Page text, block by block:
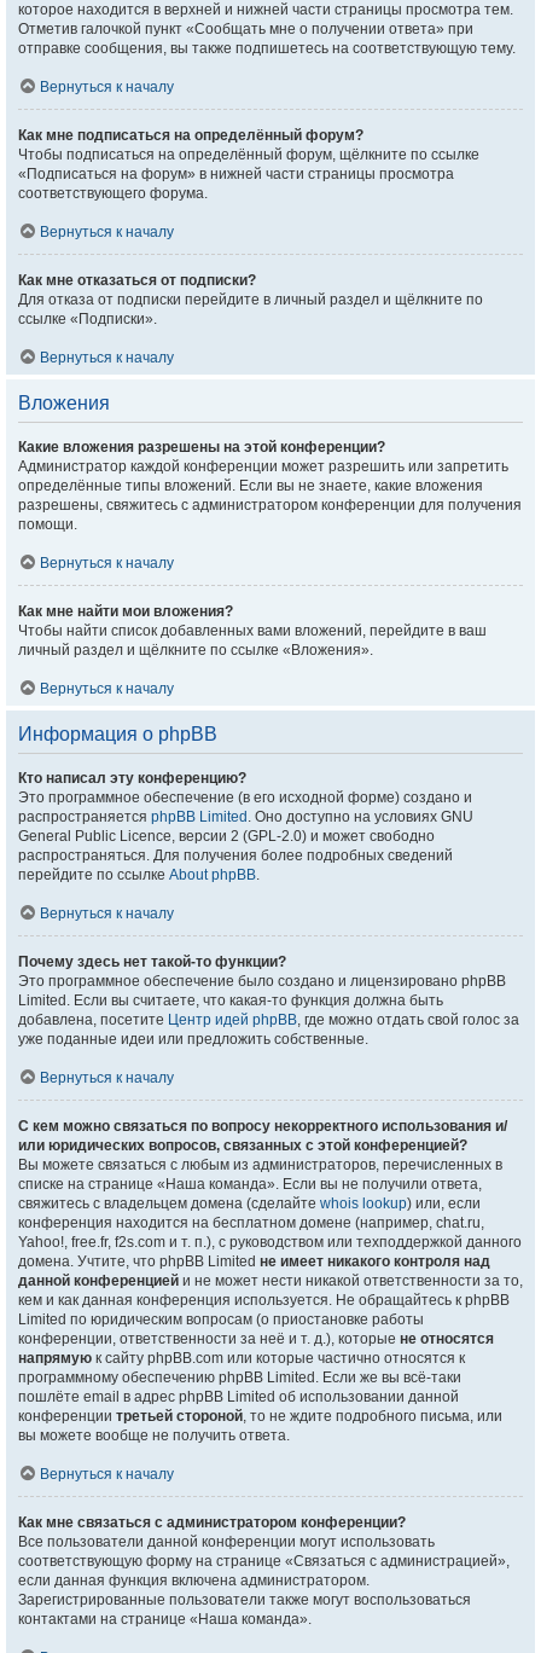
которое находится в верхней и нижней части страницы просмотра тем.
Отметив галочкой пункт «Сообщать мне о получении ответа» при
отправке сообщения, вы также подпишетесь на соответствующую тему.
Вернуться к началу
Как мне подписаться на определённый форум?
Чтобы подписаться на определённый форум, щёлкните по ссылке
«Подписаться на форум» в нижней части страницы просмотра
соответствующего форума.
Вернуться к началу
Как мне отказаться от подписки?
Для отказа от подписки перейдите в личный раздел и щёлкните по
ссылке «Подписки».
Вернуться к началу
Вложения
Какие вложения разрешены на этой конференции?
Администратор каждой конференции может разрешить или запретить
определённые типы вложений. Если вы не знаете, какие вложения
разрешены, свяжитесь с администратором конференции для получения
помощи.
Вернуться к началу
Как мне найти мои вложения?
Чтобы найти список добавленных вами вложений, перейдите в ваш
личный раздел и щёлкните по ссылке «Вложения».
Вернуться к началу
Информация о phpBB
Кто написал эту конференцию?
Это программное обеспечение (в его исходной форме) создано и
распространяется phpBB Limited . Оно доступно на условиях GNU
General Public Licence, версии 2 (GPL-2.0) и может свободно
распространяться. Для получения более подробных сведений
перейдите по ссылке About phpBB.
Вернуться к началу
Почему здесь нет такой-то функции?
Это программное обеспечение было создано и лицензировано phpBB
Limited. Если вы считаете, что какая-то функция должна быть
добавлена, посетите Центр идей phpBB, где можно отдать свой голос за
уже поданные идеи или предложить собственные.
Вернуться к началу
С кем можно связаться по вопросу некорректного использования и/
или юридических вопросов, связанных с этой конференцией?
Вы можете связаться с любым из администраторов, перечисленных в
списке на странице «Наша команда». Если вы не получили ответа,
свяжитесь с владельцем домена (сделайте whois lookup) или, если
конференция находится на бесплатном домене (например, chat.ru,
Yahoo!, free.fr, f2s.com и т. п.), с руководством или техподдержкой данного
домена. Учтите, что phpBB Limited не имеет никакого контроля над
данной конференцией и не может нести никакой ответственности за то,
кем и как данная конференция используется. Не обращайтесь к phpBB
Limited по юридическим вопросам (о приостановке работы
конференции, ответственности за неё и т. д.), которые не относятся
напрямую к сайту phpBB.com или которые частично относятся к
программному обеспечению phpBB Limited. Если же вы всё-таки
пошлёте email в адрес phpBB Limited об использовании данной
конференции третьей стороной, то не ждите подробного письма, или
вы можете вообще не получить ответа.
Вернуться к началу
Как мне связаться с администратором конференции?
Все пользователи данной конференции могут использовать
соответствующую форму на странице «Связаться с администрацией»,
если данная функция включена администратором.
Зарегистрированные пользователи также могут воспользоваться
контактами на странице «Наша команда».